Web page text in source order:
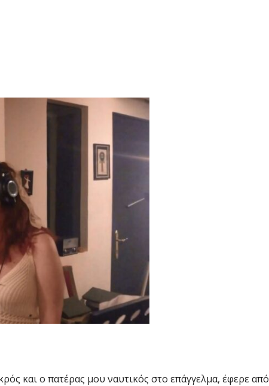
και ο πατέρας μου ναυτικός στο επάγγελμα, έφερε από